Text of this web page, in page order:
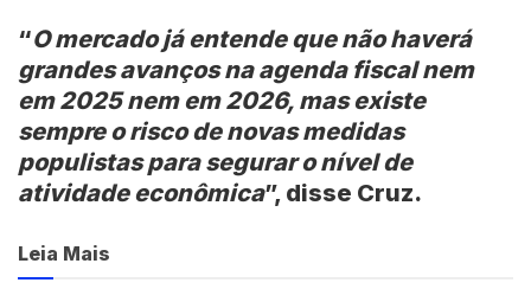
“O mercado já entende que não haverá
grandes avanços na agenda fiscal nem
em 2025 nem em 2026, mas existe
sempre o risco de novas medidas
populistas para segurar o nível de
atividade econômica”, disse Cruz.
Leia Mais